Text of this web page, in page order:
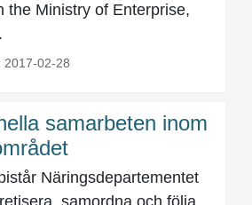
the Ministry of Enterprise,
2017-02-28
samarbeten inom
Näringsdepartementet